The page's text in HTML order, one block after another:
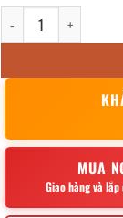
khay inox tròn 7 ngăn
MUA
Giao hàng và